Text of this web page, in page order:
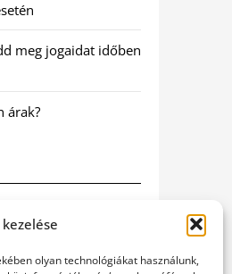
olyan technológiákat használunk,
meg jogaidat időben
árak?